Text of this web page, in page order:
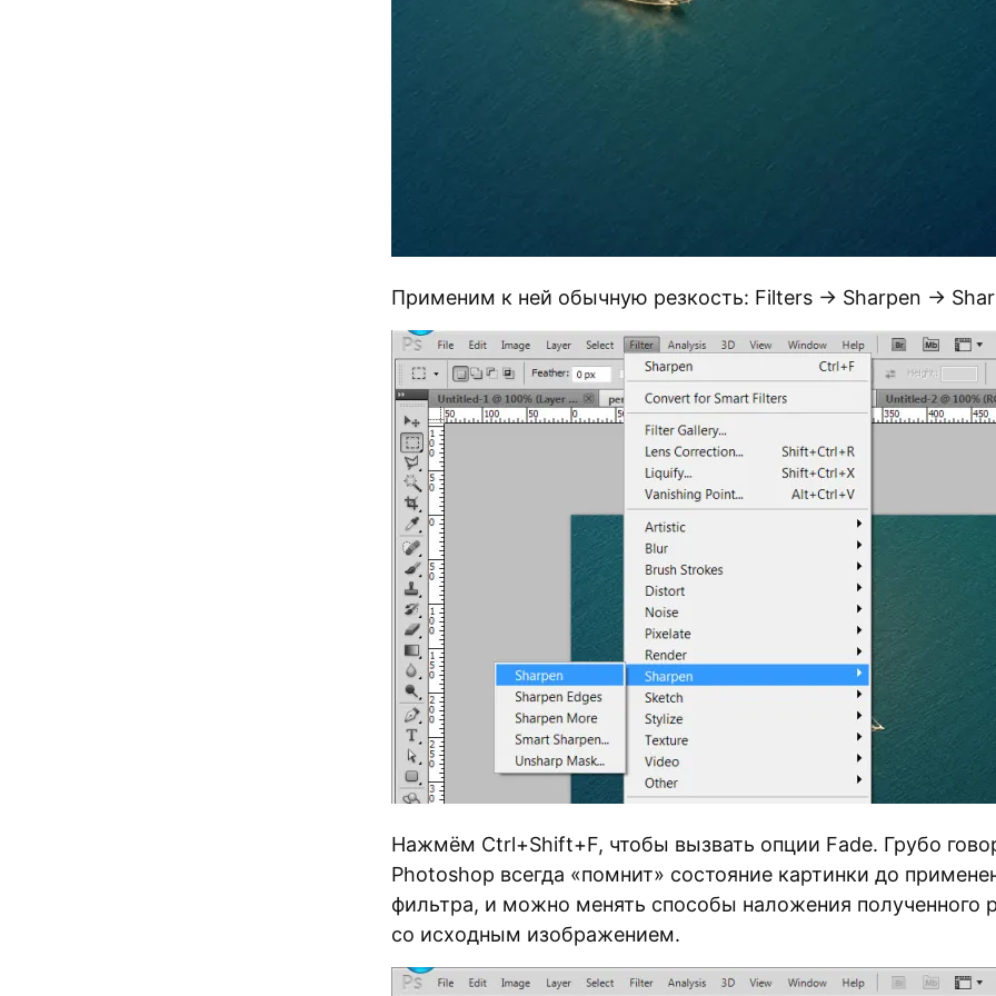
Применим к ней обычную резкость: Filters → Sharpen →
Нажмём Ctrl+Shift+F, чтобы вызвать опции Fade. Грубо
Photoshop всегда «помнит» состояние картинки до
фильтра, и можно менять способы наложения полученного
со исходным изображением.